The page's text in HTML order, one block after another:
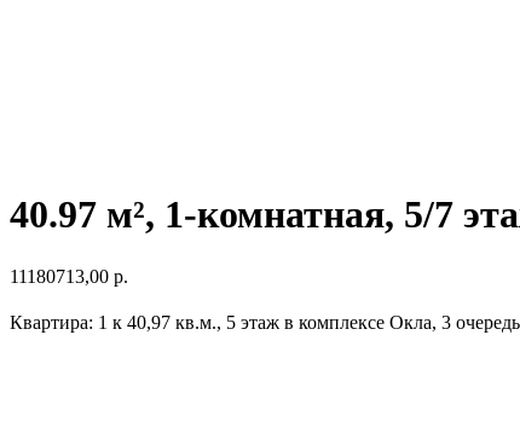
40.97 м², 1-комнатная, 5/7
11180713,00 р.
Квартира: 1 к 40,97 кв.м., 5 этаж в комплексе Окла, 3